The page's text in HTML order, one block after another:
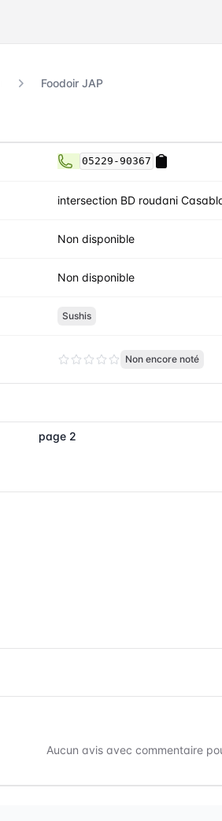
Foodoir JAP
05229-90367
intersection BD roudani
Non disponible
Non disponible
Sushis
Non encore noté
page 2
Aucun avis avec commentaire